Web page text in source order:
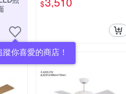
你喜愛的商店！
KS-201-RC
$